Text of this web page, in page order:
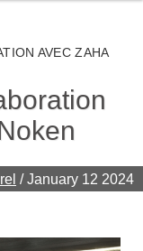
AVEC ZAHA
/January 12 2024